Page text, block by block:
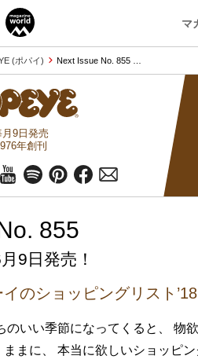
マ
(ポパイ) Next Issue No. 855 …
月9日発売
年創刊
855
9日発売！
のショッピングリスト’18
のいい季節になってくると、 物
まに、 本当に欲しいショッピン